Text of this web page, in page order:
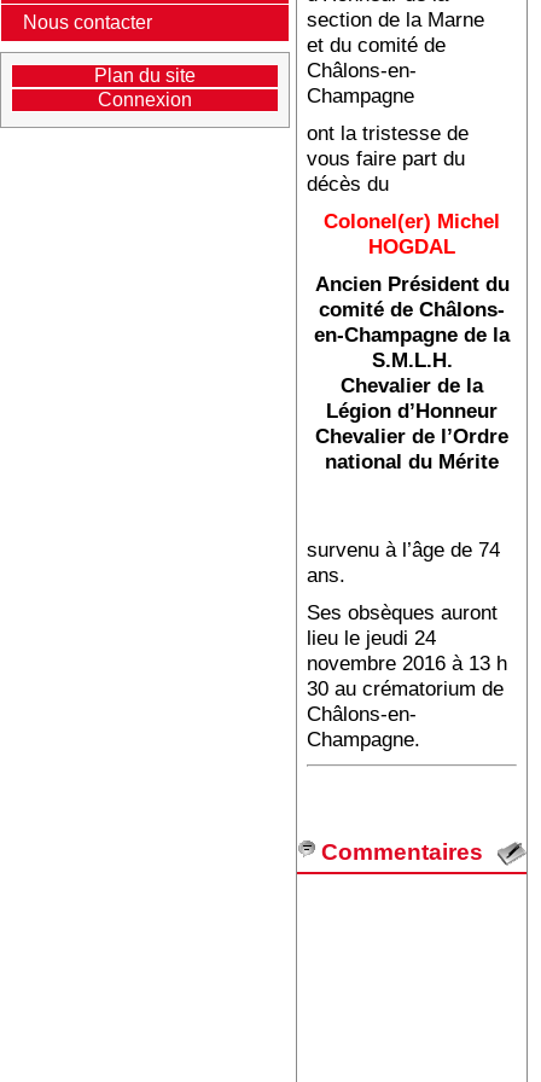
Nous contacter
Plan du site
Connexion
section de la Marne
et du comité de
Châlons-en-
Champagne
ont la tristesse de
vous faire part du
décès du
Colonel(er) Michel
HOGDAL
Ancien Président du
comité de Châlons-
en-Champagne de la
S.M.L.H.
Chevalier de la
Légion d’Honneur
Chevalier de l’Ordre
national du Mérite
survenu à l’âge de 74
ans.
Ses obsèques auront
lieu le jeudi 24
novembre 2016 à 13 h
30 au crématorium de
Châlons-en-
Champagne.
Commentaires